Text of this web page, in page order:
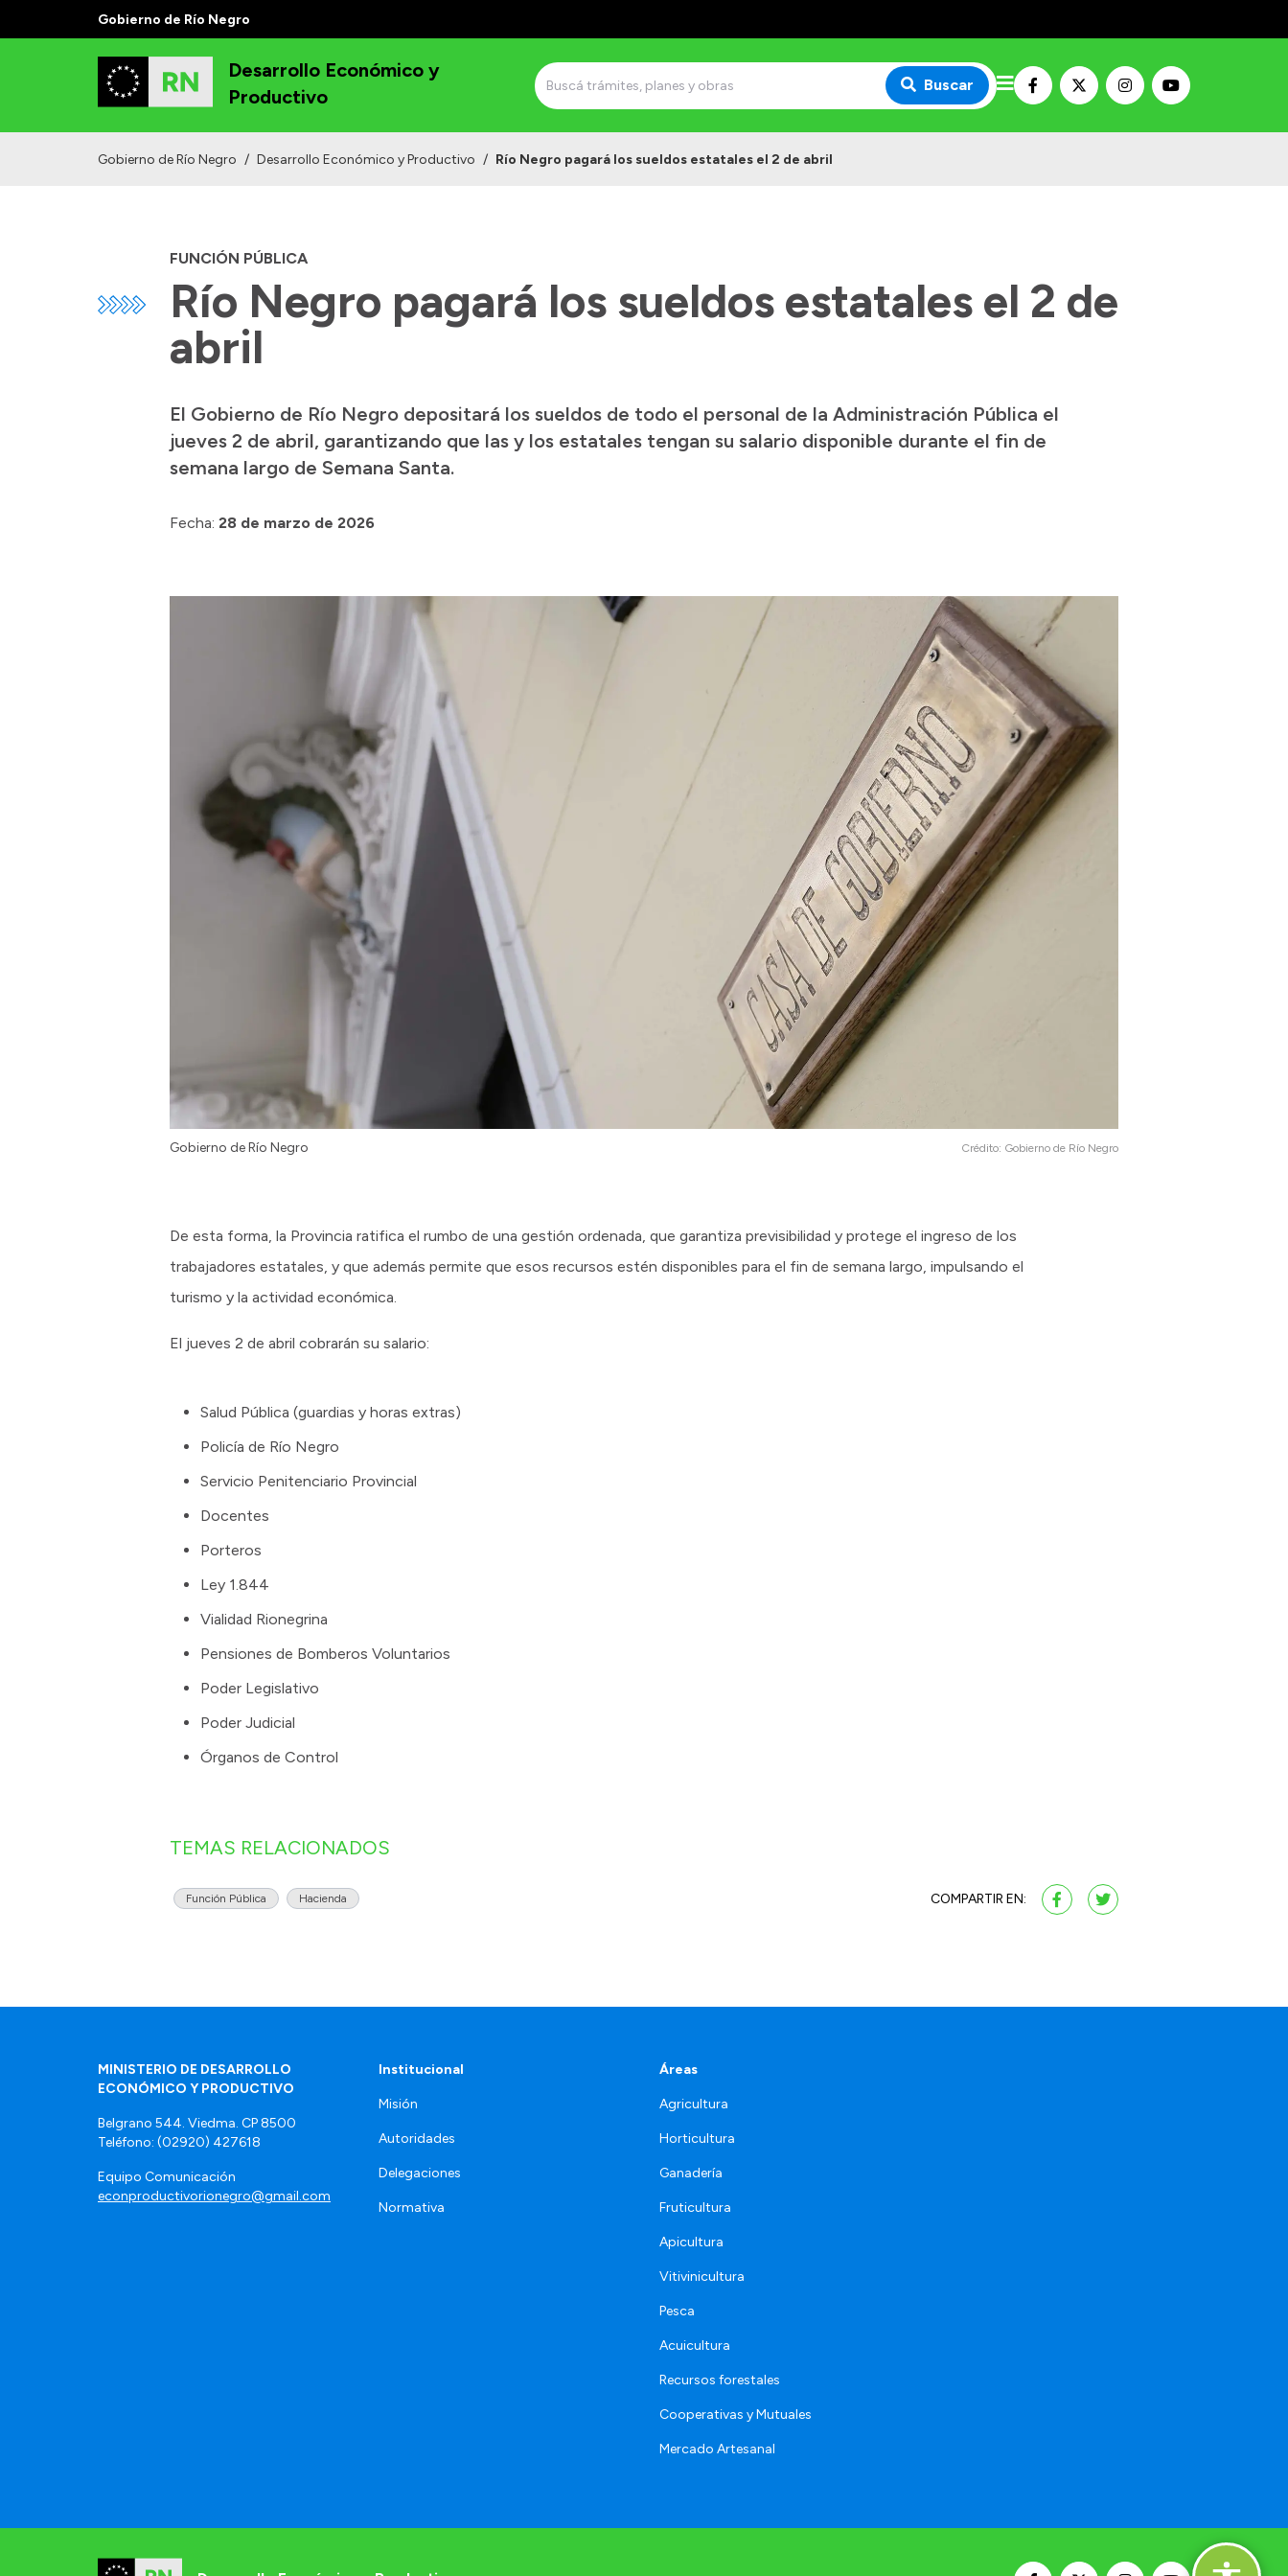
Gobierno de Río Negro
Desarrollo Económico y
Productivo
Buscar
Gobierno de Río Negro / Desarrollo Económico y Productivo / Río Negro pagará los sueldos estatales el 2 de abril
FUNCIÓN PÚBLICA
Río Negro pagará los sueldos estatales el 2 de
abril
El Gobierno de Río Negro depositará los sueldos de todo el personal de la Administración Pública el
jueves 2 de abril, garantizando que las y los estatales tengan su salario disponible durante el fin de
semana largo de Semana Santa.
Fecha: 28 de marzo de 2026
Gobierno de Río Negro Crédito: Gobierno de Río Negro
De esta forma, la Provincia ratifica el rumbo de una gestión ordenada, que garantiza previsibilidad y protege el ingreso de los
trabajadores estatales, y que además permite que esos recursos estén disponibles para el fin de semana largo, impulsando el
turismo y la actividad económica.
El jueves 2 de abril cobrarán su salario:
Salud Pública (guardias y horas extras)
Policía de Río Negro
Servicio Penitenciario Provincial
Docentes
Porteros
Ley 1.844
Vialidad Rionegrina
Pensiones de Bomberos Voluntarios
Poder Legislativo
Poder Judicial
Órganos de Control
TEMAS RELACIONADOS
Función Pública Hacienda COMPARTIR EN:
MINISTERIO DE DESARROLLO
ECONÓMICO Y PRODUCTIVO
Belgrano 544. Viedma. CP 8500
Teléfono: (02920) 427618
Equipo Comunicación
econproductivorionegro@gmail.com
Institucional
Misión
Autoridades
Delegaciones
Normativa
Áreas
Agricultura
Horticultura
Ganadería
Fruticultura
Apicultura
Vitivinicultura
Pesca
Acuicultura
Recursos forestales
Cooperativas y Mutuales
Mercado Artesanal